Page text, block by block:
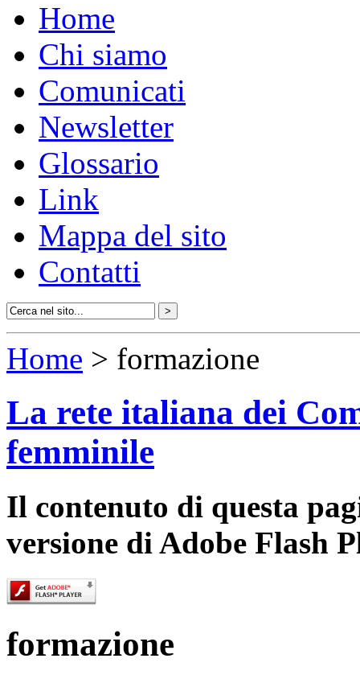
Home
Chi siamo
Comunicati
Newsletter
Glossario
Link
Mappa del sito
Contatti
Home > formazione
La rete italiana dei
femminile
Il contenuto di questa
versione di Adobe Flash
formazione